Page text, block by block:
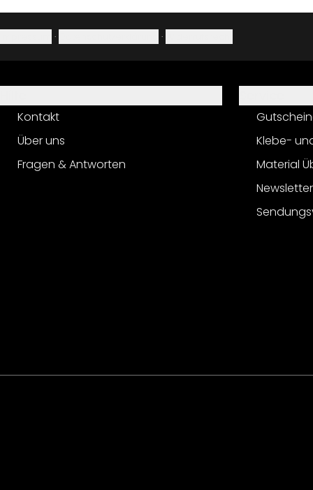
· ·
Kontakt
Über uns
Fragen & Antworten
Klebe-
Material